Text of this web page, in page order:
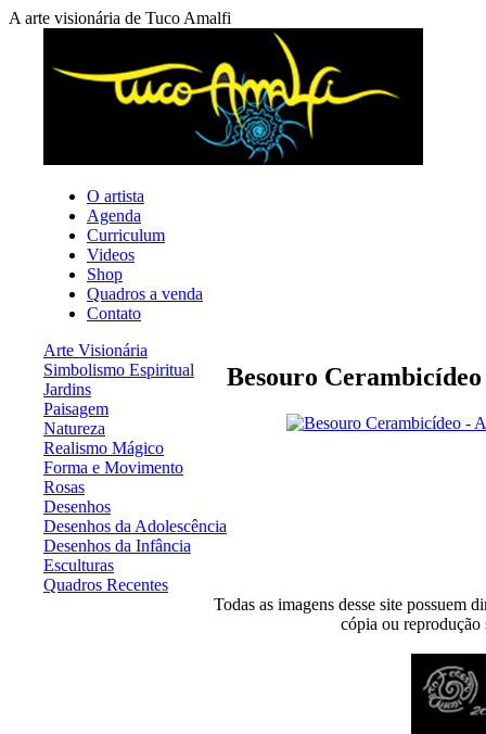
A arte visionária de Tuco Amalfi
O artista
Agenda
Curriculum
Videos
Shop
Quadros a venda
Contato
Arte Visionária
Simbolismo Espiritual
Jardins
Paisagem
Natureza
Realismo Mágico
Forma e Movimento
Rosas
Desenhos
Desenhos da Adolescência
Desenhos da Infância
Esculturas
Quadros Recentes
Besouro
Todas as imagens desse site possuem
cópia ou reprodução